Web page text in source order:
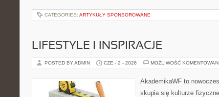
CATEGORIES: ARTYKUŁY SPONSOROWANE
LIFESTYLE I INSPIRACJE
POSTED BY ADMIN CZE - 2 - 2026 MOŻLIWOŚĆ
AkademikaWF to
skupia się kulturze